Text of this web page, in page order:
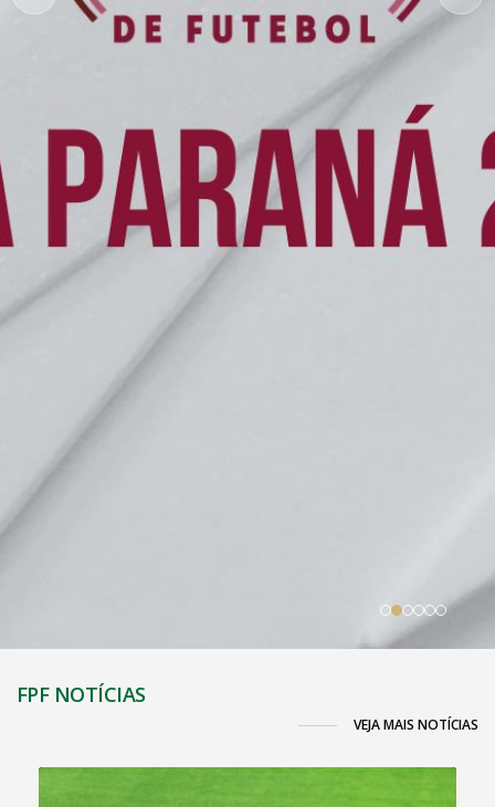
FPF NOTÍCIAS
VEJA MAIS NOTÍCIAS